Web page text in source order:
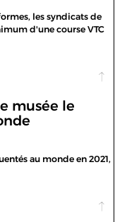
les syndicats de
d'une course VTC
musée le
au monde en 2021,